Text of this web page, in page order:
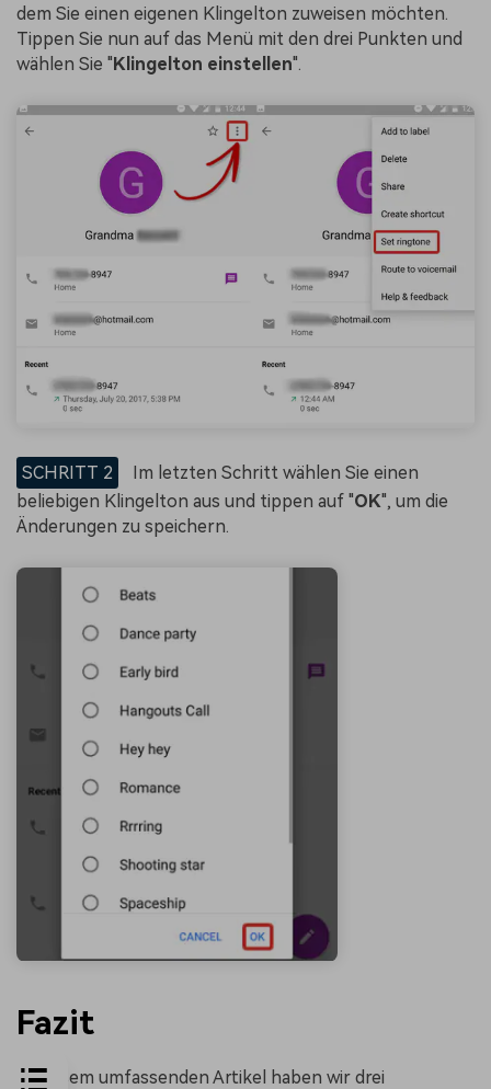
dem Sie einen eigenen Klingelton zuweisen möchten.
Tippen Sie nun auf das Menü mit den drei Punkten und
wählen Sie "Klingelton einstellen".
SCHRITT 2
Im letzten Schritt wählen Sie einen
beliebigen Klingelton aus und tippen auf "OK", um die
Änderungen zu speichern.
Fazit
In diesem umfassenden Artikel haben wir drei